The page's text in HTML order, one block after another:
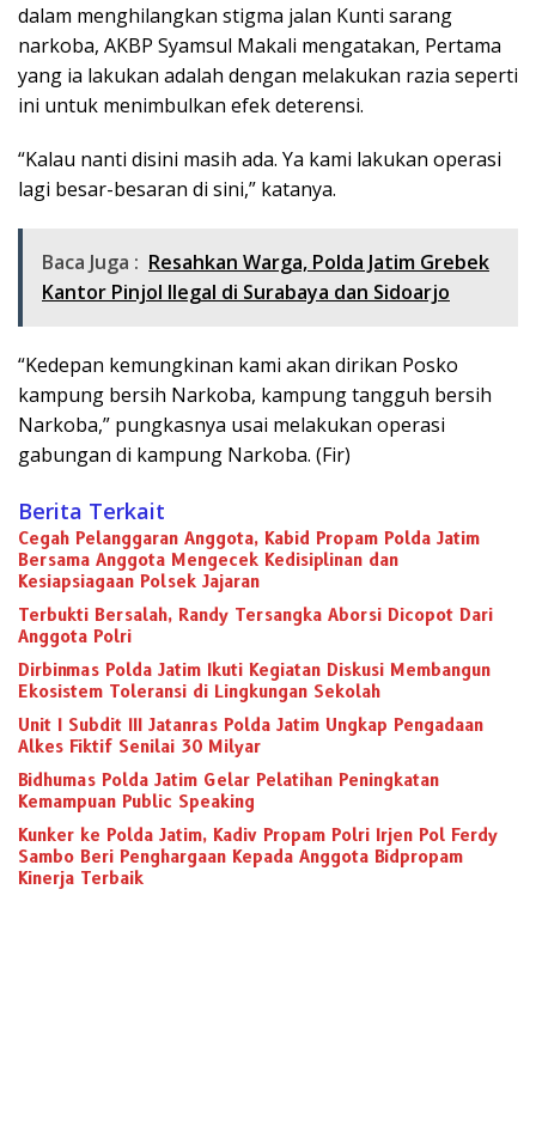
dalam menghilangkan stigma jalan Kunti sarang
narkoba, AKBP Syamsul Makali mengatakan, Pertama
yang ia lakukan adalah dengan melakukan razia seperti
ini untuk menimbulkan efek deterensi.
“Kalau nanti disini masih ada. Ya kami lakukan operasi
lagi besar-besaran di sini,” katanya.
Baca Juga : Resahkan Warga, Polda Jatim Grebek
Kantor Pinjol Ilegal di Surabaya dan Sidoarjo
“Kedepan kemungkinan kami akan dirikan Posko
kampung bersih Narkoba, kampung tangguh bersih
Narkoba,” pungkasnya usai melakukan operasi
gabungan di kampung Narkoba. (Fir)
Berita Terkait
Cegah Pelanggaran Anggota, Kabid Propam Polda Jatim
Bersama Anggota Mengecek Kedisiplinan dan
Kesiapsiagaan Polsek Jajaran
Terbukti Bersalah, Randy Tersangka Aborsi Dicopot Dari
Anggota Polri
Dirbinmas Polda Jatim Ikuti Kegiatan Diskusi Membangun
Ekosistem Toleransi di Lingkungan Sekolah
Unit I Subdit III Jatanras Polda Jatim Ungkap Pengadaan
Alkes Fiktif Senilai 30 Milyar
Bidhumas Polda Jatim Gelar Pelatihan Peningkatan
Kemampuan Public Speaking
Kunker ke Polda Jatim, Kadiv Propam Polri Irjen Pol Ferdy
Sambo Beri Penghargaan Kepada Anggota Bidpropam
Kinerja Terbaik